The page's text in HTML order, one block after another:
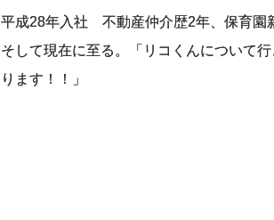
平成28年入社 不動産仲介歴2年、保育園
そして現在に至る。「リコくんについて
ります！！」